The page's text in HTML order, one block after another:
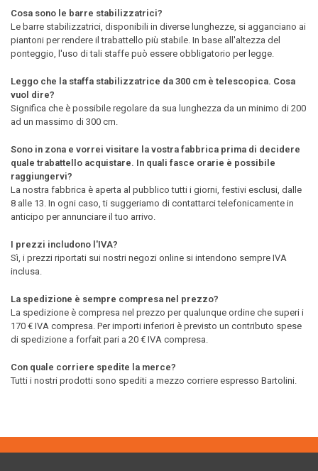
Cosa sono le barre stabilizzatrici?
Le barre stabilizzatrici, disponibili in diverse lunghezze, si agganciano ai
piantoni per rendere il trabattello più stabile. In base all'altezza del
ponteggio, l'uso di tali staffe può essere obbligatorio per legge.
Leggo che la staffa stabilizzatrice da 300 cm è telescopica. Cosa
vuol dire?
Significa che è possibile regolare da sua lunghezza da un minimo di 200
ad un massimo di 300 cm.
Sono in zona e vorrei visitare la vostra fabbrica prima di decidere
quale trabattello acquistare. In quali fasce orarie è possibile
raggiungervi?
La nostra fabbrica è aperta al pubblico tutti i giorni, festivi esclusi, dalle
8 alle 13. In ogni caso, ti suggeriamo di contattarci telefonicamente in
anticipo per annunciare il tuo arrivo.
I prezzi includono l'IVA?
Sì, i prezzi riportati sui nostri negozi online si intendono sempre IVA
inclusa.
La spedizione è sempre compresa nel prezzo?
La spedizione è compresa nel prezzo per qualunque ordine che superi i
170 € IVA compresa. Per importi inferiori è previsto un contributo spese
di spedizione a forfait pari a 20 € IVA compresa.
Con quale corriere spedite la merce?
Tutti i nostri prodotti sono spediti a mezzo corriere espresso Bartolini.